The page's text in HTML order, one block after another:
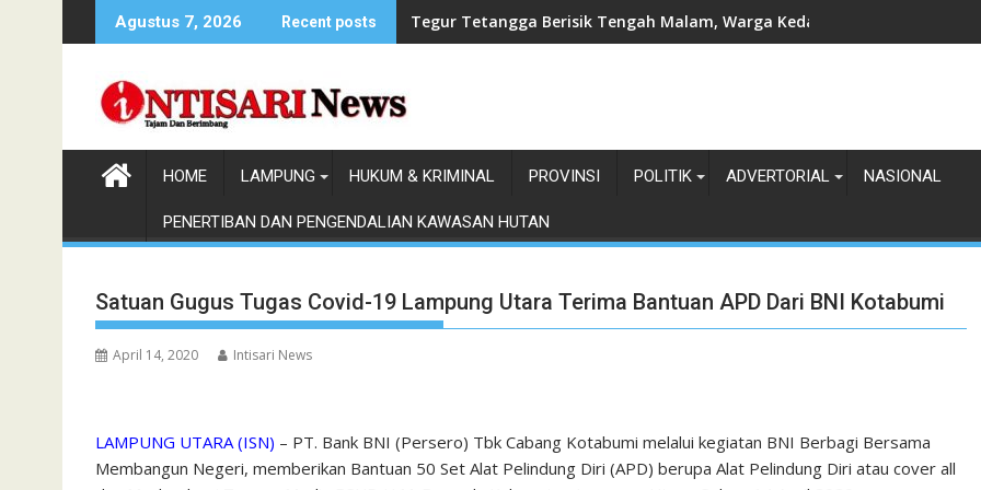
to
Agustus 7, 2026 Recent posts Tegur Tetangga Berisik Tengah Malam, Warga Kedamaian Klaim Diteror
HOME LAMPUNG HUKUM & KRIMINAL PROVINSI POLITIK ADVERTORIAL NASIONAL
PENERTIBAN DAN PENGENDALIAN KAWASAN HUTAN
Satuan Gugus Tugas Covid-19 Lampung Utara Terima Bantuan APD Dari BNI Kotabumi
April 14, 2020 Intisari News
LAMPUNG UTARA (ISN) – PT. Bank BNI (Persero) Tbk Cabang Kotabumi melalui kegiatan BNI Berbagi Bersama
Membangun Negeri, memberikan Bantuan 50 Set Alat Pelindung Diri (APD) berupa Alat Pelindung Diri atau cover all